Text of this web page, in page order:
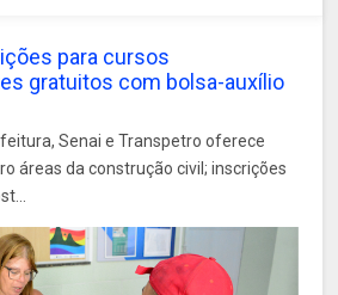
para cursos
gratuitos com bolsa-auxílio
Senai e Transpetro oferece
áreas da construção civil; inscrições